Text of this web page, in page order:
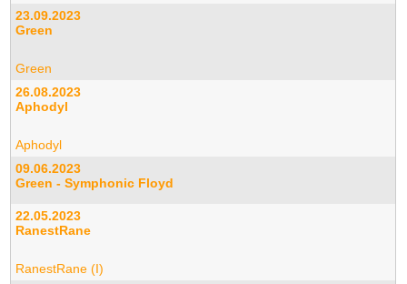
23.09.2023
Green
Green
26.08.2023
Aphodyl
Aphodyl
09.06.2023
Green - Symphonic Floyd
22.05.2023
RanestRane
RanestRane (I)